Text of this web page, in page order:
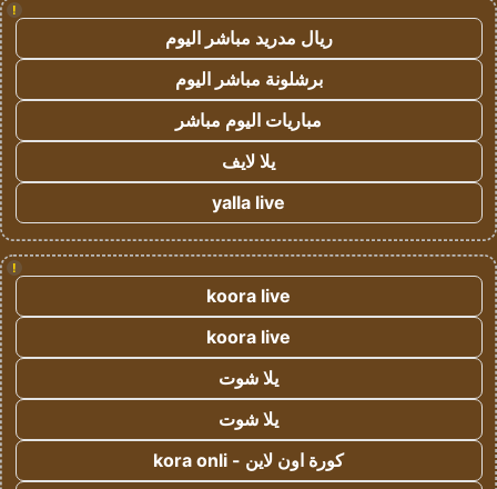
!
ريال مدريد مباشر اليوم
برشلونة مباشر اليوم
مباريات اليوم مباشر
يلا لايف
yalla live
!
koora live
koora live
يلا شوت
يلا شوت
كورة اون لاين - kora onli